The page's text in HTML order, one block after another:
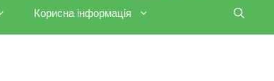
Корисна інформація